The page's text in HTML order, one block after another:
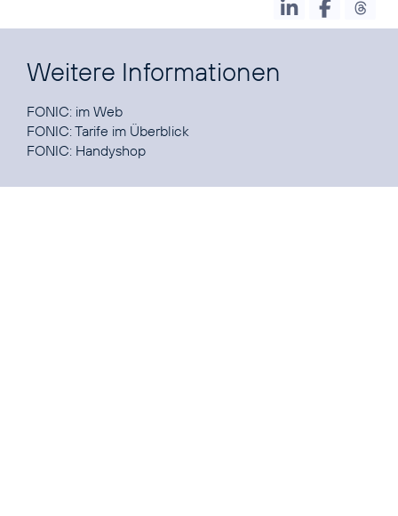
Weitere Informationen
FONIC: im Web
FONIC:Tarife im Überblick
FONIC: Handyshop